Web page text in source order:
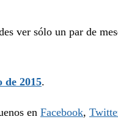
ver sólo un par de
de 2015.
en Facebook,